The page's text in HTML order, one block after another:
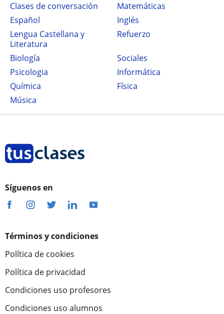
Clases de conversación
Matemáticas
Español
Inglés
Lengua Castellana y
Literatura
Refuerzo
Biología
Sociales
Psicologia
Informática
Química
Física
Música
Síguenos en
Términos y condiciones
Política de cookies
Política de privacidad
Condiciones uso profesores
Condiciones uso alumnos